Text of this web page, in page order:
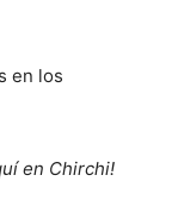
en los
en Chirchi!